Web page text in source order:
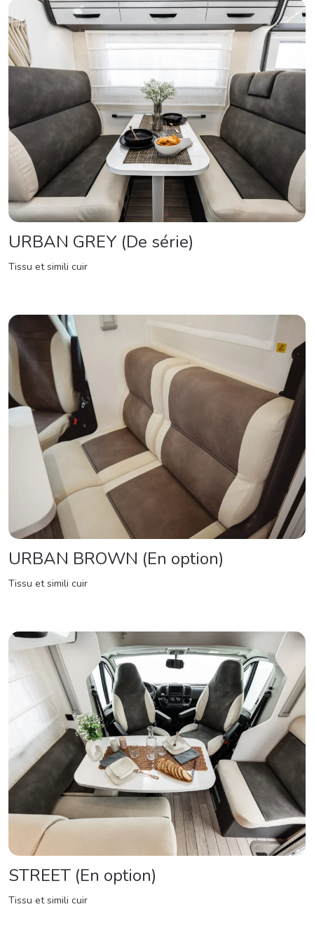
URBAN GREY (De série)
Tissu et simili cuir
URBAN BROWN (En option)
Tissu et simili cuir
STREET (En option)
Tissu et simili cuir